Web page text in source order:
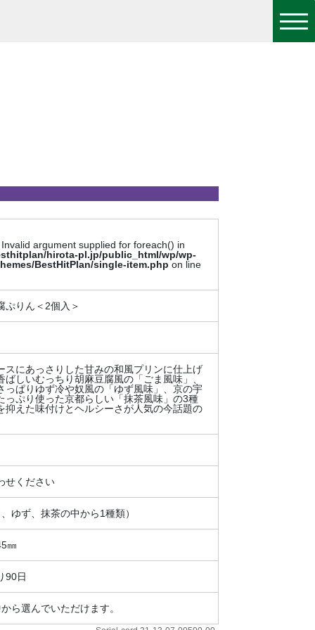
Invalid argument supplied for foreach() in
hirota-pl.jp/public_html/wp/wp-
BestHitPlan/single-item.php on line
ぷりん＜2個入＞
スにあっさりした甘みの和風プリンに仕上げ
ばしいむっちり胡麻豆腐風の「ごま風味」、
っぱりゆず冷や奴風の「ゆず風味」、京の宇
っぷり使った京都らしい「抹茶風味」の3種
抑えた味付けとヘルシーさが人気の今話題の
せください
ゆず、抹茶の中から1種類）
㎜
90日
ら選んでいただけます。